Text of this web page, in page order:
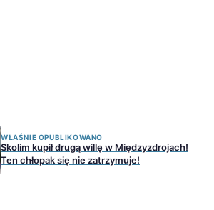
WŁAŚNIE OPUBLIKOWANO
Skolim kupił drugą willę w Międzyzdrojach!
Ten chłopak się nie zatrzymuje!